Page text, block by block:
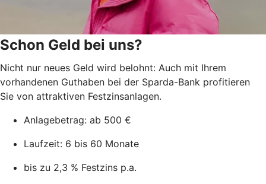
Schon Geld bei uns?
Nicht nur neues Geld wird belohnt: Auch mit Ihrem
vorhandenen Guthaben bei der Sparda-Bank profitieren
Sie von attraktiven Festzinsanlagen.
Anlagebetrag: ab 500 €
Laufzeit: 6 bis 60 Monate​
bis zu 2,3 % Festzins p.a.